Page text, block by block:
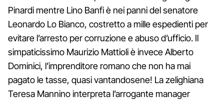
Pinardi mentre Lino Banfi è nei panni del senatore
Leonardo Lo Bianco, costretto a mille espedienti per
evitare l’arresto per corruzione e abuso d’ufficio. Il
simpaticissimo Maurizio Mattioli è invece Alberto
Dominici, l’imprenditore romano che non ha mai
pagato le tasse, quasi vantandosene! La zelighiana
Teresa Mannino interpreta l’arrogante manager